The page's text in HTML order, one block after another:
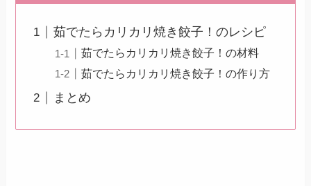
茹でたらカリカリ焼き餃子！のレシピ
茹でたらカリカリ焼き餃子！の材料
茹でたらカリカリ焼き餃子！の作り方
まとめ